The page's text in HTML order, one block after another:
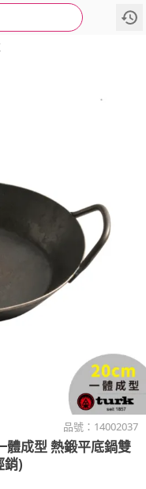
品號： 14002037
體成型 熱鍛平底鍋雙
銷)